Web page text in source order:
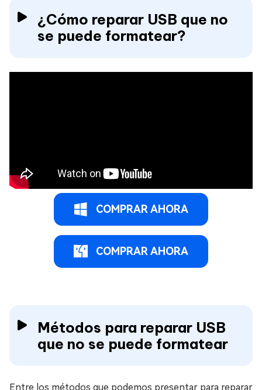
¿Cómo reparar USB que no
se puede formatear?
COMPRAR AHORA
COMPRAR AHORA
Métodos para reparar USB
que no se puede formatear
Entre los métodos que podemos presentar para reparar